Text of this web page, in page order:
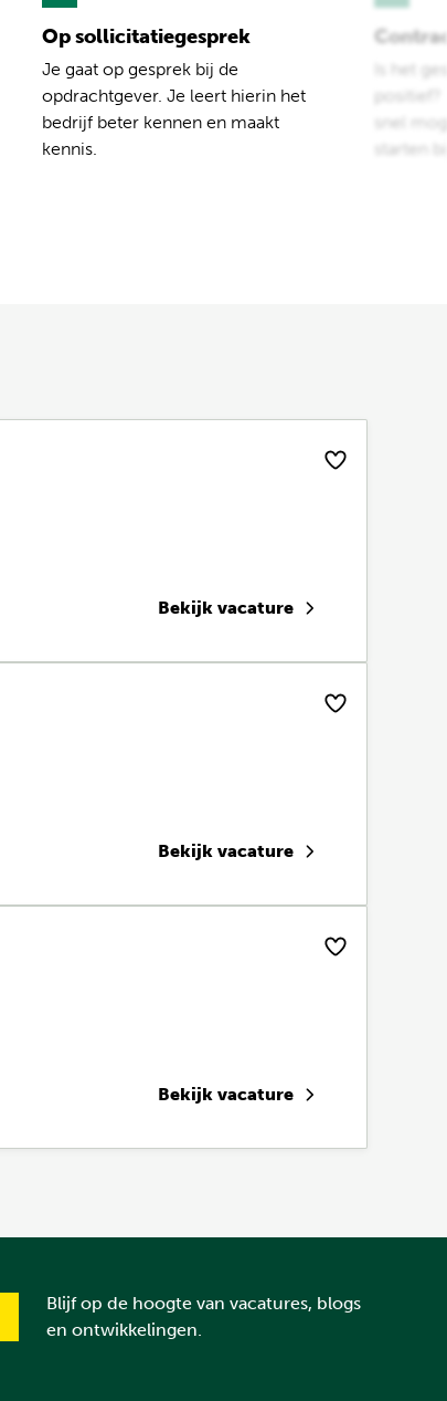
Op sollicitatiegesprek
Je gaat op gesprek bij de
opdrachtgever. Je leert hierin het
bedrijf beter kennen en maakt
kennis.
Is het
snel
starten
Bekijk vacature
Bekijk vacature
Bekijk vacature
Blijf op de hoogte van vacatures, blogs
en ontwikkelingen.